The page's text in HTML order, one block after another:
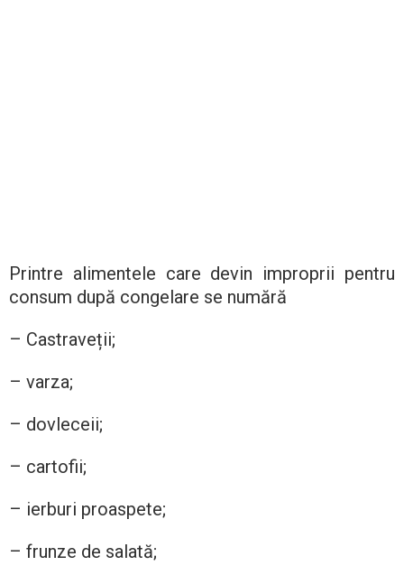
Printre alimentele care devin improprii pentru
consum după congelare se numără
– Castraveții;
– varza;
– dovleceii;
– cartofii;
– ierburi proaspete;
– frunze de salată;